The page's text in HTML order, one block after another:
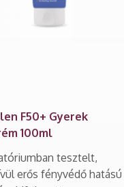
F50+ Gyerek
100ml
tesztelt,
erős fényvédő hatású